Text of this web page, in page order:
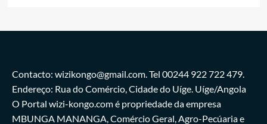
Contacto: wizikongo@gmail.com. Tel 00244 922 722 479.
Endereço: Rua do Comércio, Cidade do Uíge. Uíge/Angola
O Portal wizi-kongo.com é propriedade da empresa
MBUNGA MANANGA, Comércio Geral, Agro-Pecúaria e